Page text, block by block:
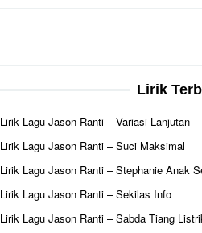
Lirik
Lirik Lagu Jason Ranti – Variasi Lanjutan
Lirik Lagu Jason Ranti – Suci Maksimal
Lirik Lagu Jason Ranti – Stephanie Anak
Lirik Lagu Jason Ranti – Sekilas Info
Lirik Lagu Jason Ranti – Sabda Tiang